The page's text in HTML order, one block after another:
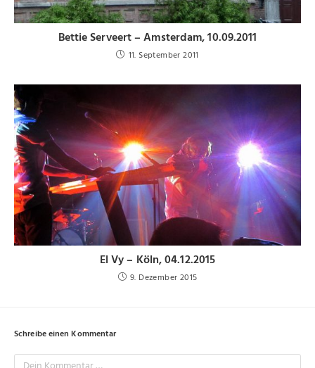
Bettie Serveert – Amsterdam, 10.09.2011
11. September 2011
El Vy – Köln, 04.12.2015
9. Dezember 2015
Schreibe einen Kommentar